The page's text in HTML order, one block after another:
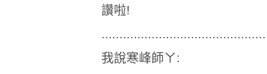
讚啦!
我說寒峰師ㄚ: